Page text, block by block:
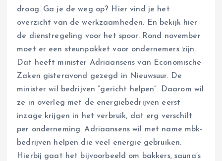
droog. Ga je de weg op? Hier vind je het
overzicht van de werkzaamheden. En bekijk hier
de dienstregeling voor het spoor. Rond november
moet er een steunpakket voor ondernemers zijn.
Dat heeft minister Adriaansens van Economische
Zaken gisteravond gezegd in Nieuwsuur. De
minister wil bedrijven “gericht helpen”. Daarom wil
ze in overleg met de energiebedrijven eerst
inzage krijgen in het verbruik, dat erg verschilt
per onderneming. Adriaansens wil met name mbk-
bedrijven helpen die veel energie gebruiken.
Hierbij gaat het bijvoorbeeld om bakkers, sauna’s